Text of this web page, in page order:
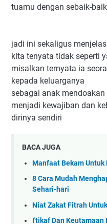
tuamu dengan sebaik-
jadi ini sekaligus
kita tenyata tidak seperti
misalkan ternyata ia
kepada keluarganya
sebagai anak
menjadi kewajiban dan
dirinya sendiri
BACA JUGA
Manfaat Bekam Untuk
8 Cara Mudah
Sehari-hari
Niat Zakat Fitrah
I'tikaf Dan